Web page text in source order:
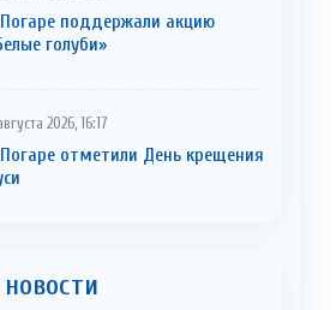
поддержали акцию
голуби»
2026, 16:17
отметили День крещения